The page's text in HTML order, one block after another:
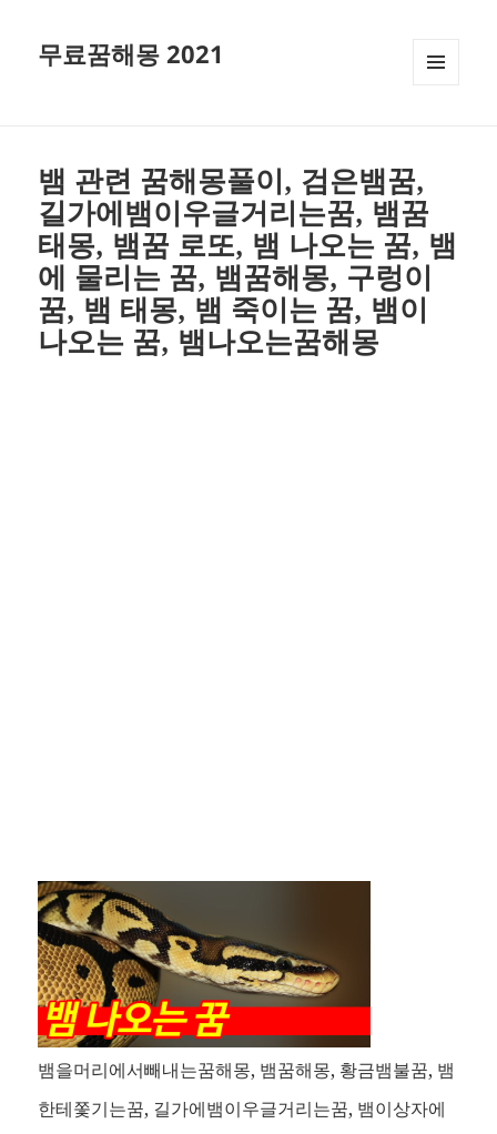
무료꿈해몽 2021
뱀 관련 꿈해몽풀이, 검은뱀꿈,
길가에뱀이우글거리는꿈, 뱀꿈
태몽, 뱀꿈 로또, 뱀 나오는 꿈, 뱀
에 물리는 꿈, 뱀꿈해몽, 구렁이
꿈, 뱀 태몽, 뱀 죽이는 꿈, 뱀이
나오는 꿈, 뱀나오는꿈해몽
뱀을머리에서빼내는꿈해몽, 뱀꿈해몽, 황금뱀불꿈, 뱀
한테쫓기는꿈, 길가에뱀이우글거리는꿈, 뱀이상자에